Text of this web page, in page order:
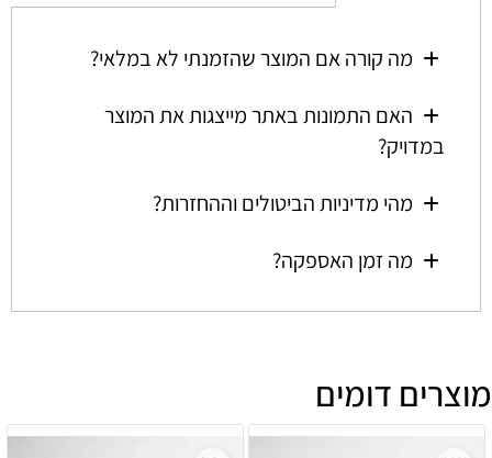
מה קורה אם המוצר שהזמנתי לא במלאי?
האם התמונות באתר מייצגות את המוצר
במדויק?
מהי מדיניות הביטולים וההחזרות?
מה זמן האספקה?
מוצרים דומים